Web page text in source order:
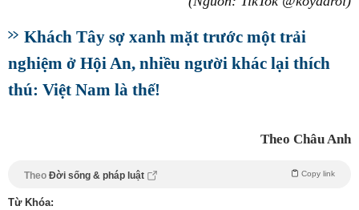
Khách Tây sợ xanh mặt trước một trải
nghiệm ở Hội An, nhiều người khác lại thích
thú: Việt Nam là thế!
Theo Châu Anh
Theo Đời sống & pháp luật Copy link
Từ Khóa: